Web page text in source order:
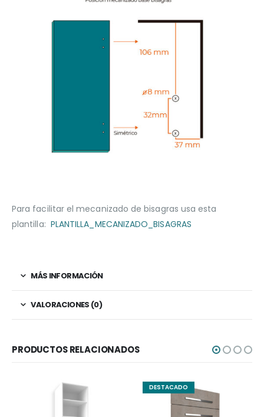
Para facilitar el mecanizado de bisagras usa esta
plantilla: PLANTILLA_MECANIZADO_BISAGRAS
MÁS INFORMACIÓN
VALORACIONES (0)
PRODUCTOS RELACIONADOS
DESTACADO